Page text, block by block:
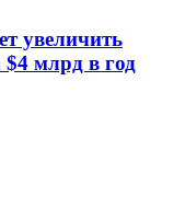
увеличить
млрд в год